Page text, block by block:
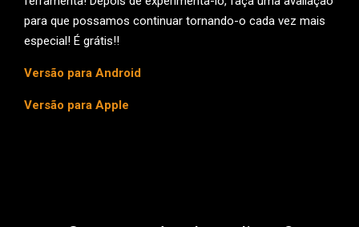
para que possamos continuar tornando-o cada vez mais
especial! É grátis!!
Versão para Android
Versão para Apple